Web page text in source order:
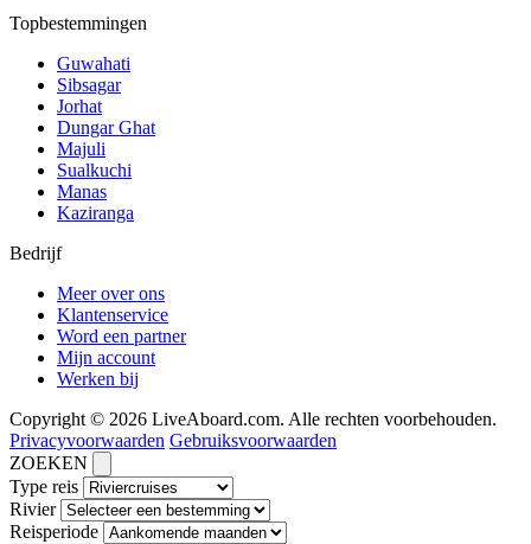
Topbestemmingen
Guwahati
Sibsagar
Jorhat
Dungar Ghat
Majuli
Sualkuchi
Manas
Kaziranga
Bedrijf
Meer over ons
Klantenservice
Word een partner
Mijn account
Werken bij
Copyright © 2026 LiveAboard.com. Alle rechten voorbehouden.
Privacyvoorwaarden Gebruiksvoorwaarden
ZOEKEN
Type reis
Rivier
Reisperiode